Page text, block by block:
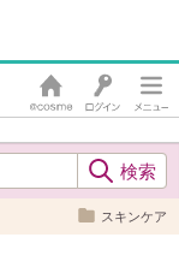
スキンケア